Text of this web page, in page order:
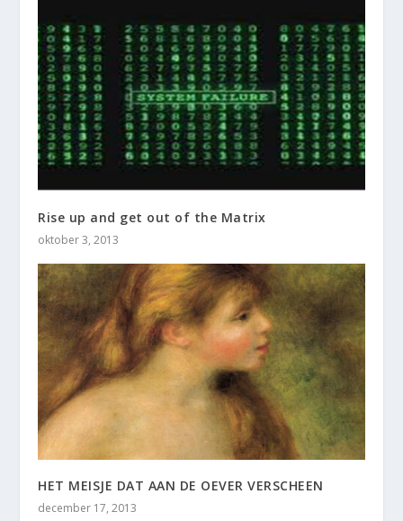
Rise up and get out of the Matrix
oktober 3, 2013
HET MEISJE DAT AAN DE OEVER VERSCHEEN
december 17, 2013